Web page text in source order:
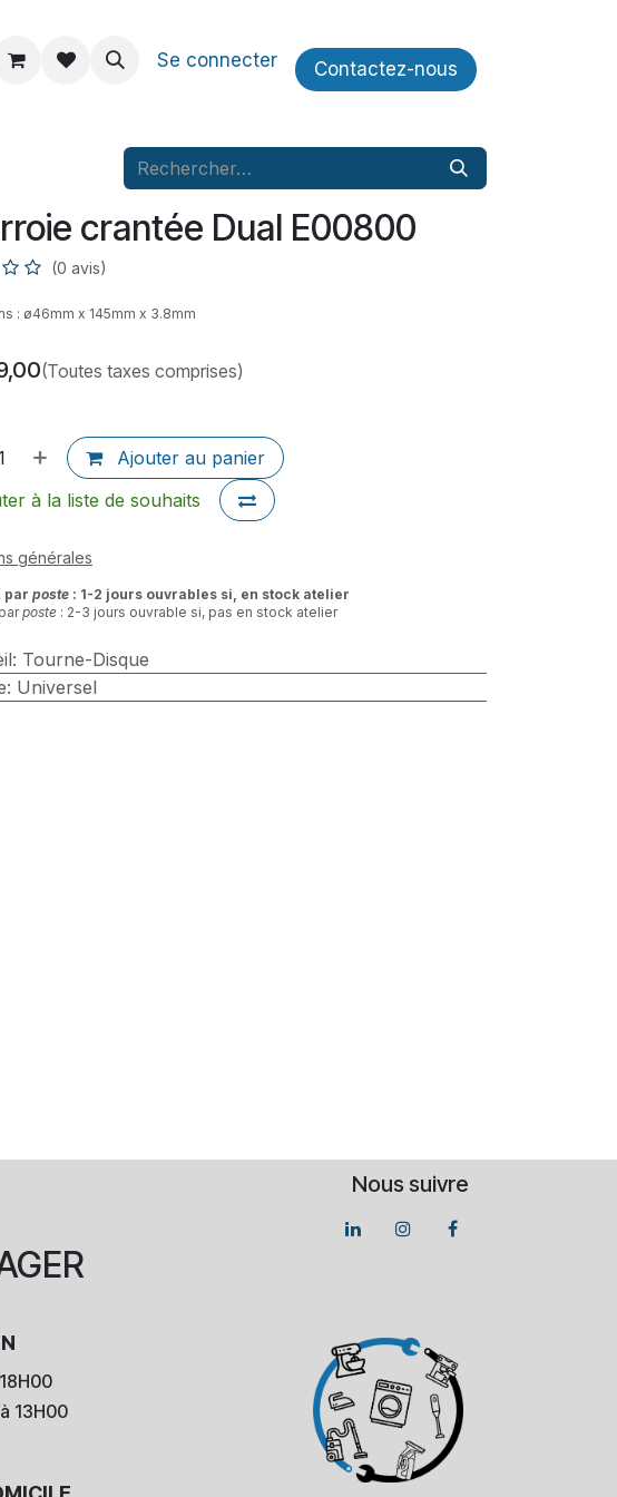
Se connecter Contactez​​-nous
crantée Dual E00800
(0 avis)
: ø46mm x 145mm x 3.8mm
(Toutes taxes comprises)
Ajouter au panier
à la liste de souhaits
générales
par poste : 1-2 jours ouvrables si, en stock atelier
poste : 2-3 jours ouvrable si, pas en stock atelier
: Tourne-Disque
: Universel
Nous suivre
13H00